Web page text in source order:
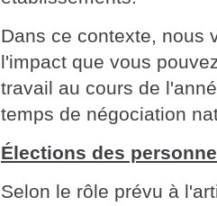
Dans ce contexte, nous
l'impact que vous
travail au cours de
temps de négociation
Élections des
Selon le rôle prévu à